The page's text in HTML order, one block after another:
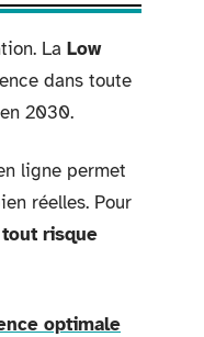
La Low
dans toute
2030.
ligne permet
réelles. Pour
risque
optimale